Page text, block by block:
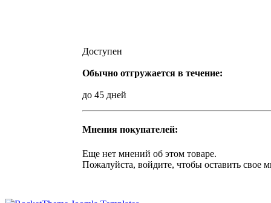
Доступен
Обычно отгружается в течение:
до 45 дней
Мнения покупателей:
Еще нет мнений об этом товаре.
Пожалуйста, войдите, чтобы оставить свое